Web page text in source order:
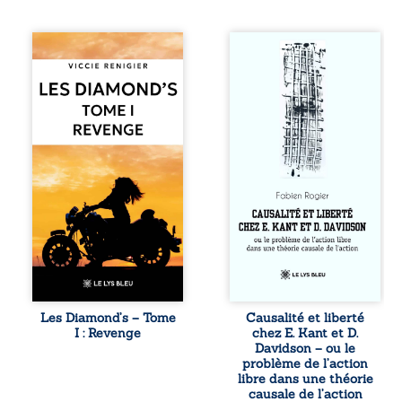
Revenge est à la
tête des
Diamond’s, un clan
de motards aussi
réputé et respecté
que redouté dans
tout le pays. Rien
ne la prédestinait
à cette vie, mais
les épreuves ont
forgé une femme
dure, inaccessible
et résolue à ne
jamais dévoiler
ses faiblesses,
jusqu’à ce que le
croise sa route.
Chef d’une famille
de Nomads, Juan
Les Diamond’s – Tome
I : Revenge
Sommes-nous
vraiment libres si
chacun de nos
actes s’inscrit
dans une chaîne
de causes ? À
travers une
confrontation
entre les pensées
d’Emmanuel Kant
et de Donald
Davidson, cet
essai explore les
liens entre libre
déterminisme
responsabilité. De
la volonté
kantienne au
monisme anomal
de Davidson, il
interroge la
Causalité et liberté
chez E. Kant et D.
Davidson – ou le
problème de l’action
libre dans une théorie
causale de l’action